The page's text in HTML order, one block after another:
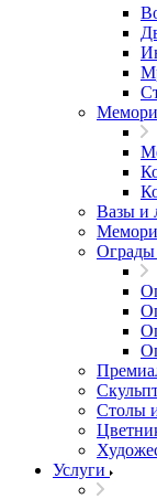
Вазы и
Ограды
Столы
Услуги